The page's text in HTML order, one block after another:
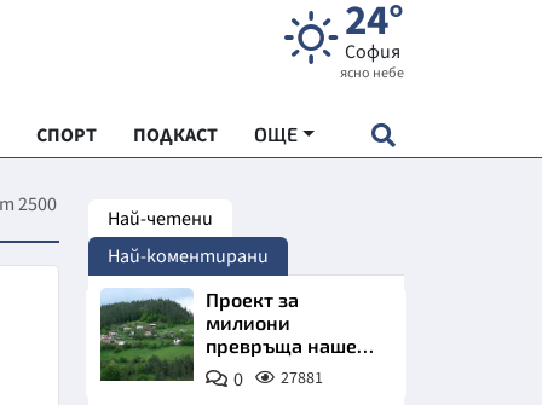
24°
София
ясно небе
СПОРТ ПОДКАСТ ОЩЕ
"ЧУДЕСАТА НА БЪЛГАРИЯ"
2500
Най-четени
Най-коментирани
Проект за
милиони
превръща наше
село в магнит за
туристи
0 27881